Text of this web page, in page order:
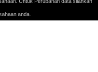
anda.